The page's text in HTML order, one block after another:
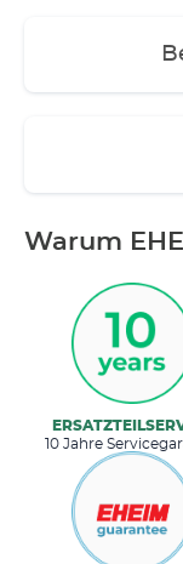
Warum
10 Jahre